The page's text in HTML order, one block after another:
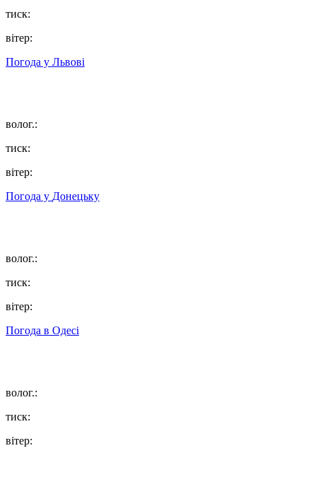
тиск:
вітер:
Погода у Львові
волог.:
тиск:
вітер:
Погода у Донецьку
волог.:
тиск:
вітер:
Погода в Одесі
волог.:
тиск:
вітер: